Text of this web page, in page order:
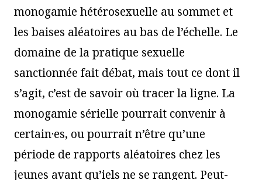
monogamie hétérosexuelle au sommet et
les baises aléatoires au bas de l’échelle. Le
domaine de la pratique sexuelle
sanctionnée fait débat, mais tout ce dont il
s’agit, c’est de savoir où tracer la ligne. La
monogamie sérielle pourrait convenir à
certain·es, ou pourrait n’être qu’une
période de rapports aléatoires chez les
jeunes avant qu’iels ne se rangent. Peut-